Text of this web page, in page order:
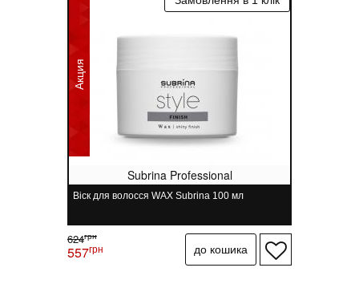
Акция
Subrina Professional
Віск для волосся WAX Subrina 100 мл
624грн
557грн